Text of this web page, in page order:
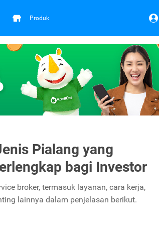
Produk
Pialang yang
bagi Investor
broker, termasuk layanan, cara kerja,
lainnya dalam penjelasan berikut.